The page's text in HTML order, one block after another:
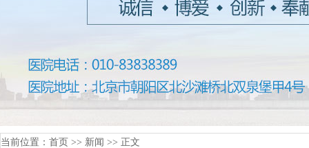
当前位置： 首页 >> 新闻 >> 正文